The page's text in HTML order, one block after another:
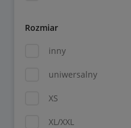
Rozmiar
inny
uniwersalny
XS
XL/XXL